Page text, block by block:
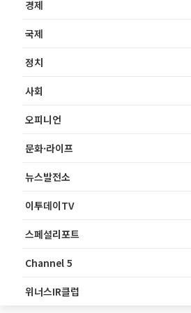
경제
국제
정치
사회
오피니언
문화·라이프
뉴스발전소
이투데이TV
스페셜리포트
Channel 5
위너스IR클럽